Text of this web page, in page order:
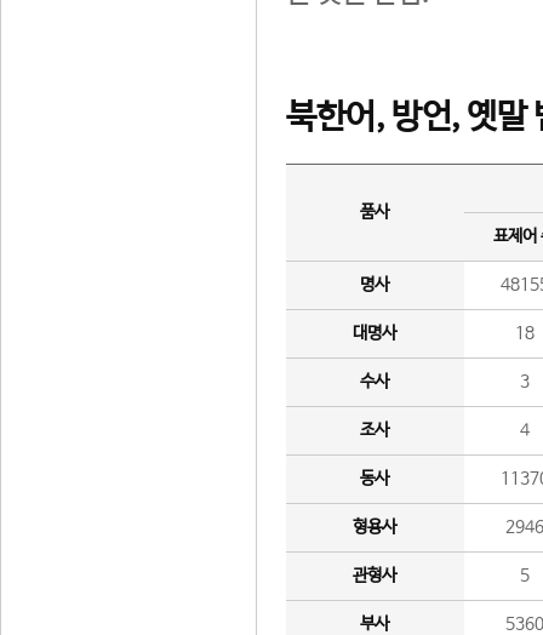
북한어, 방언, 옛말
품사
표제어
명사
대명사 18
수사 3
조사 4
동사
형용사 2946
관형사 5
부사 5360